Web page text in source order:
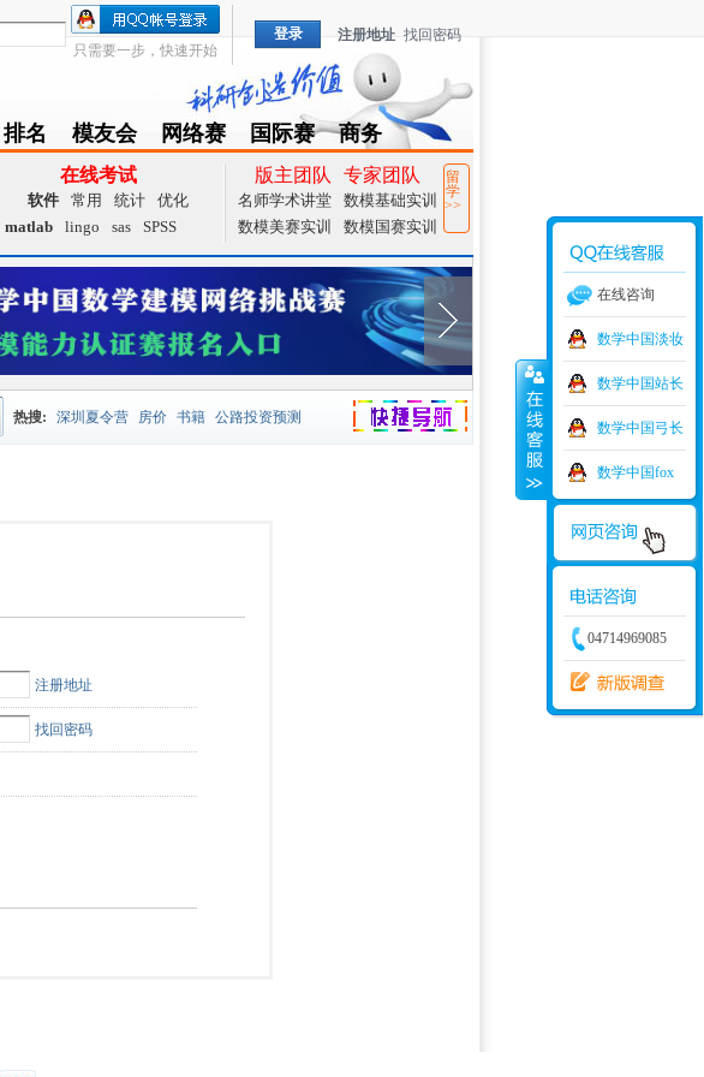
只需要一步，快速开始
登录 注册地址 找回密码
排名
Ranklist
模友会
Club
网络赛
TZMCM
国际赛
CAMCM
商务
Special
在线考试
软件 常用 统计
优化
matlab
lingo sas SPSS
版主团队 专家团队
名师学术讲堂
数模基础实训
数模美赛实训
数模国赛实训
留
学
>>
捷导航
热搜: 深圳夏令营 房价 书籍 公路投资预测
注册地址
找回密码
在线咨询
数学中国淡妆
数学中国站长
数学中国弓长
数学中国fox
04714969085